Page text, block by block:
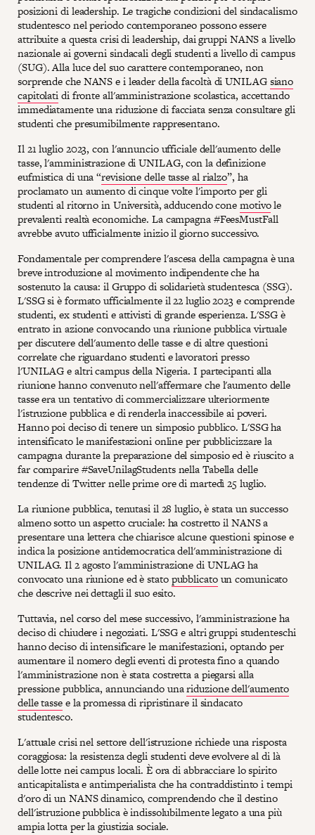
posizioni di leadership. Le tragiche condizioni del sindacalismo
studentesco nel periodo contemporaneo possono essere
attribuite a questa crisi di leadership, dai gruppi NANS a livello
nazionale ai governi sindacali degli studenti a livello di campus
(SUG). Alla luce del suo carattere contemporaneo, non
sorprende che NANS e i leader della facoltà di UNILAGsiano
capitolatidi fronte all'amministrazione scolastica, accettando
immediatamente una riduzione di facciata senza consultare gli
studenti che presumibilmente rappresentano.
Il 21 luglio 2023, con l'annuncio ufficiale dell'aumento delle
tasse, l'amministrazione di UNILAG, con la definizione
eufmistica di una “revisione delle tasse al rialzo”, ha
proclamato un aumento di cinque volte l'importo per gli
studenti al ritorno in Università, adducendo conemotivole
prevalenti realtà economiche. La campagna #FeesMustFall
avrebbe avuto ufficialmente inizio il giorno successivo.
Fondamentale per comprendere l'ascesa della campagna è una
breve introduzione al movimento indipendente che ha
sostenuto la causa: il Gruppo di solidarietà studentesca (SSG).
L'SSG si è formato ufficialmente il 22 luglio 2023 e comprende
studenti, ex studenti e attivisti di grande esperienza. L'SSG è
entrato in azione convocando una riunione pubblica virtuale
per discutere dell'aumento delle tasse e di altre questioni
correlate che riguardano studenti e lavoratori presso
l'UNILAG e altri campus della Nigeria. I partecipanti alla
riunione hanno convenuto nell'affermare che l'aumento delle
tasse era un tentativo di commercializzare ulteriormente
l'istruzione pubblica e di renderla inaccessibile ai poveri.
Hanno poi deciso di tenere un simposio pubblico. L'SSG ha
intensificato le manifestazioni online per pubblicizzare la
campagna durante la preparazione del simposio ed è riuscito a
far comparire #SaveUnilagStudents nella Tabella delle
tendenze di Twitter nelle prime ore di martedì 25 luglio.
La riunione pubblica, tenutasi il 28 luglio, è stata un successo
almeno sotto un aspetto cruciale: ha costretto il NANS a
presentare una lettera che chiarisce alcune questioni spinose e
indica la posizione antidemocratica dell'amministrazione di
UNILAG. Il 2 agosto l'amministrazione di UNLAG ha
convocato una riunione ed è statopubblicatoun comunicato
che descrive nei dettagli il suo esito.
Tuttavia, nel corso del mese successivo, l'amministrazione ha
deciso di chiudere i negoziati. L'SSG e altri gruppi studenteschi
hanno deciso di intensificare le manifestazioni, optando per
aumentare il nomero degli eventi di protesta fino a quando
l'amministrazione non è stata costretta a piegarsi alla
pressione pubblica, annunciando unariduzione dell'aumento
delle tassee la promessa di ripristinare il sindacato
studentesco.
L'attuale crisi nel settore dell'istruzione richiede una risposta
coraggiosa: la resistenza degli studenti deve evolvere al di là
delle lotte nei campus locali. È ora di abbracciare lo spirito
anticapitalista e antimperialista che ha contraddistinto i tempi
d'oro di un NANS dinamico, comprendendo che il destino
dell'istruzione pubblica è indissolubilmente legato a una più
ampia lotta per la giustizia sociale.